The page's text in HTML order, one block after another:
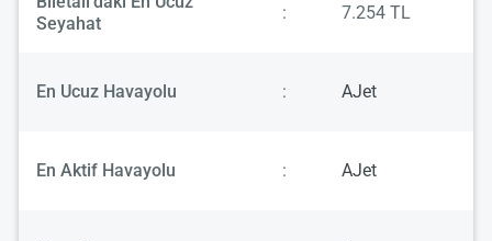
Seyahat
: 7.254 TL
En Ucuz Havayolu : AJet
En Aktif Havayolu : AJet